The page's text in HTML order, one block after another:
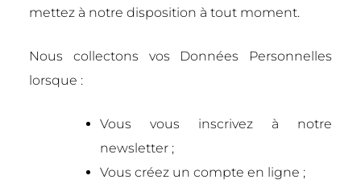
mettez à notre disposition à tout moment.
Nous collectons vos Données Personnelles
lorsque :
Vous vous inscrivez à notre
newsletter ;
Vous créez un compte en ligne ;